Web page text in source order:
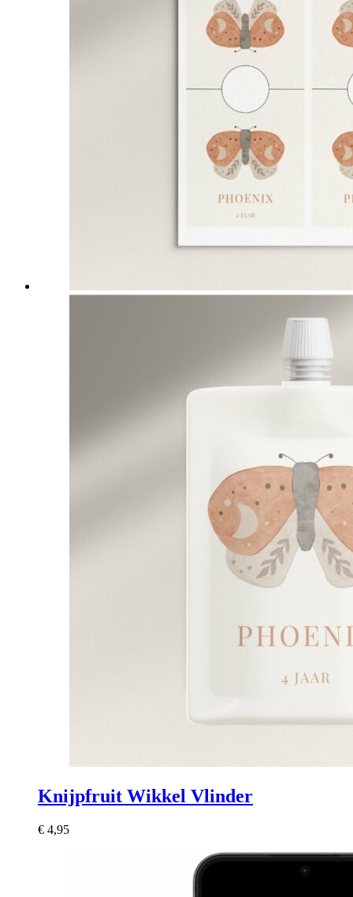
Knijpfruit Wikkel Vlinder
€ 4,95